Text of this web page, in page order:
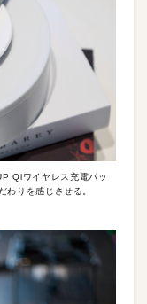
Qiワイヤレス充電パッ
わりを感じさせる。